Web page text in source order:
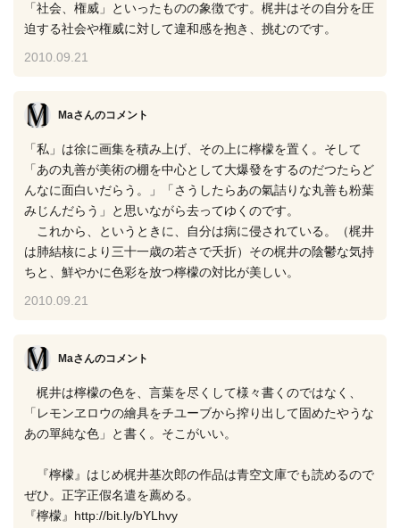
「社会、権威」といったものの象徴です。梶井はその自分を圧
迫する社会や権威に対して違和感を抱き、挑むのです。
2010.09.21
Maさんのコメント
「私」は徐に画集を積み上げ、その上に檸檬を置く。そして
「あの丸善が美術の棚を中心として大爆發をするのだつたらど
んなに面白いだらう。」「さうしたらあの氣詰りな丸善も粉葉
みじんだらう」と思いながら去ってゆくのです。
これから、というときに、自分は病に侵されている。（梶井
は肺結核により三十一歳の若さで夭折）その梶井の陰鬱な気持
ちと、鮮やかに色彩を放つ檸檬の対比が美しい。
2010.09.21
Maさんのコメント
梶井は檸檬の色を、言葉を尽くして様々書くのではなく、
「レモンヱロウの繪具をチユーブから搾り出して固めたやうな
あの單純な色」と書く。そこがいい。
『檸檬』はじめ梶井基次郎の作品は青空文庫でも読めるので
ぜひ。正字正假名遣を薦める。
『檸檬』http://bit.ly/bYLhvy